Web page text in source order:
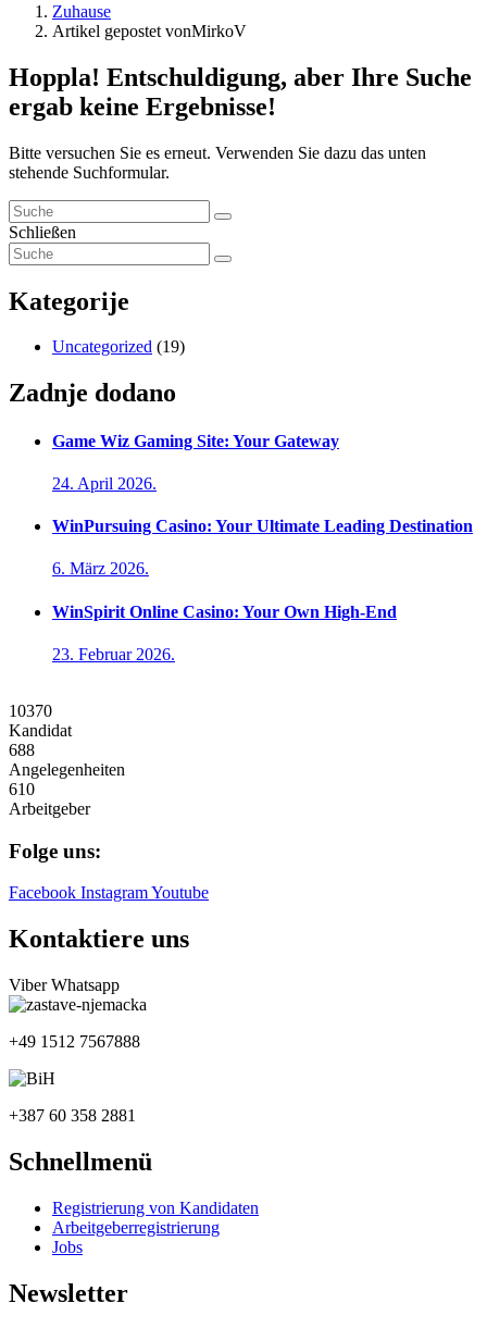
Zuhause
Artikel gepostet vonMirkoV
Hoppla! Entschuldigung, aber Ihre Suche
ergab keine Ergebnisse!
Bitte versuchen Sie es erneut. Verwenden Sie dazu das unten
stehende Suchformular.
Schließen
Kategorije
Uncategorized (19)
Zadnje dodano
Game Wiz Gaming Site: Your Gateway
24. April 2026.
WinPursuing Casino: Your Ultimate Leading Destination
6. März 2026.
WinSpirit Online Casino: Your Own High-End
23. Februar 2026.
10370
Kandidat
688
Angelegenheiten
610
Arbeitgeber
Folge uns:
Facebook InstagramYoutube
Kontaktiere uns
Viber Whatsapp
+49 1512 7567888
+387 60 358 2881
Schnellmenü
Registrierung von Kandidaten
Arbeitgeberregistrierung
Jobs
Newsletter